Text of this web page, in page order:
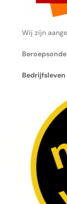
Wij zijn
Bedrijfsleven